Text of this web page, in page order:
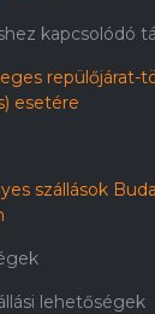
kapcsolódó
repülőjárat-
esetére
szállások
lehetőségek